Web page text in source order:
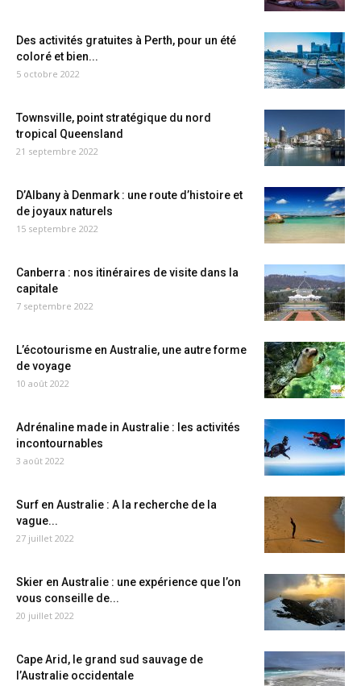
Des activités gratuites à Perth, pour un été
coloré et bien...
5 octobre 2022
Townsville, point stratégique du nord
tropical Queensland
21 septembre 2022
D’Albany à Denmark : une route d’histoire et
de joyaux naturels
15 septembre 2022
Canberra : nos itinéraires de visite dans la
capitale
7 septembre 2022
L’écotourisme en Australie, une autre forme
de voyage
10 août 2022
Adrénaline made in Australie : les activités
incontournables
3 août 2022
Surf en Australie : A la recherche de la
vague...
27 juillet 2022
Skier en Australie : une expérience que l’on
vous conseille de...
20 juillet 2022
Cape Arid, le grand sud sauvage de
l’Australie occidentale